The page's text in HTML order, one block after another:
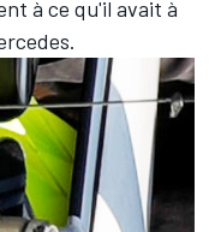
à ce qu'il avait à